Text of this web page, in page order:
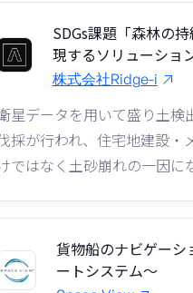
SDGs課題「森林の
現するソリューショ
株式会社Ridge-i
星データを用いて盛り土検
採が行われ、住宅地建設・
ではなく土砂崩れの一因に
貨物船のナビゲー
ートシステム～